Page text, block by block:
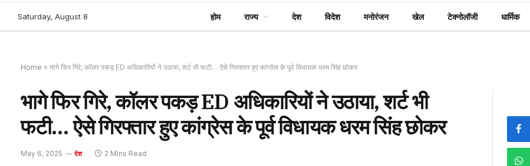
Saturday, August 8 होम राज्य देश विदेश मनोरंजन खेल टेक्नोलॉजी धार्मिक
Home » भागे फिर गिरे, कॉलर पकड़ ED अधिकारियों ने उठाया, शर्ट भी फटी… ऐसे गिरफ्तार हुए कांग्रेस के पूर्व विधायक धरम सिंह छोकर
भागे फिर गिरे, कॉलर पकड़ ED अधिकारियों ने उठाया, शर्ट भी
फटी… ऐसे गिरफ्तार हुए कांग्रेस के पूर्व विधायक धरम सिंह छोकर
May 6, 2025 देश 2 Mins Read